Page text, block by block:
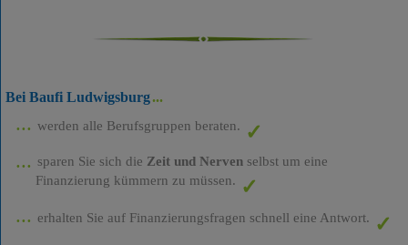
Bei Baufi Ludwigsburg
werden alle Berufsgruppen beraten.
sparen Sie sich die Zeit und Nervenselbst um eine
Finanzierung kümmern zu müssen.
erhalten Sie auf Finanzierungsfragen schnell eine Antwort.